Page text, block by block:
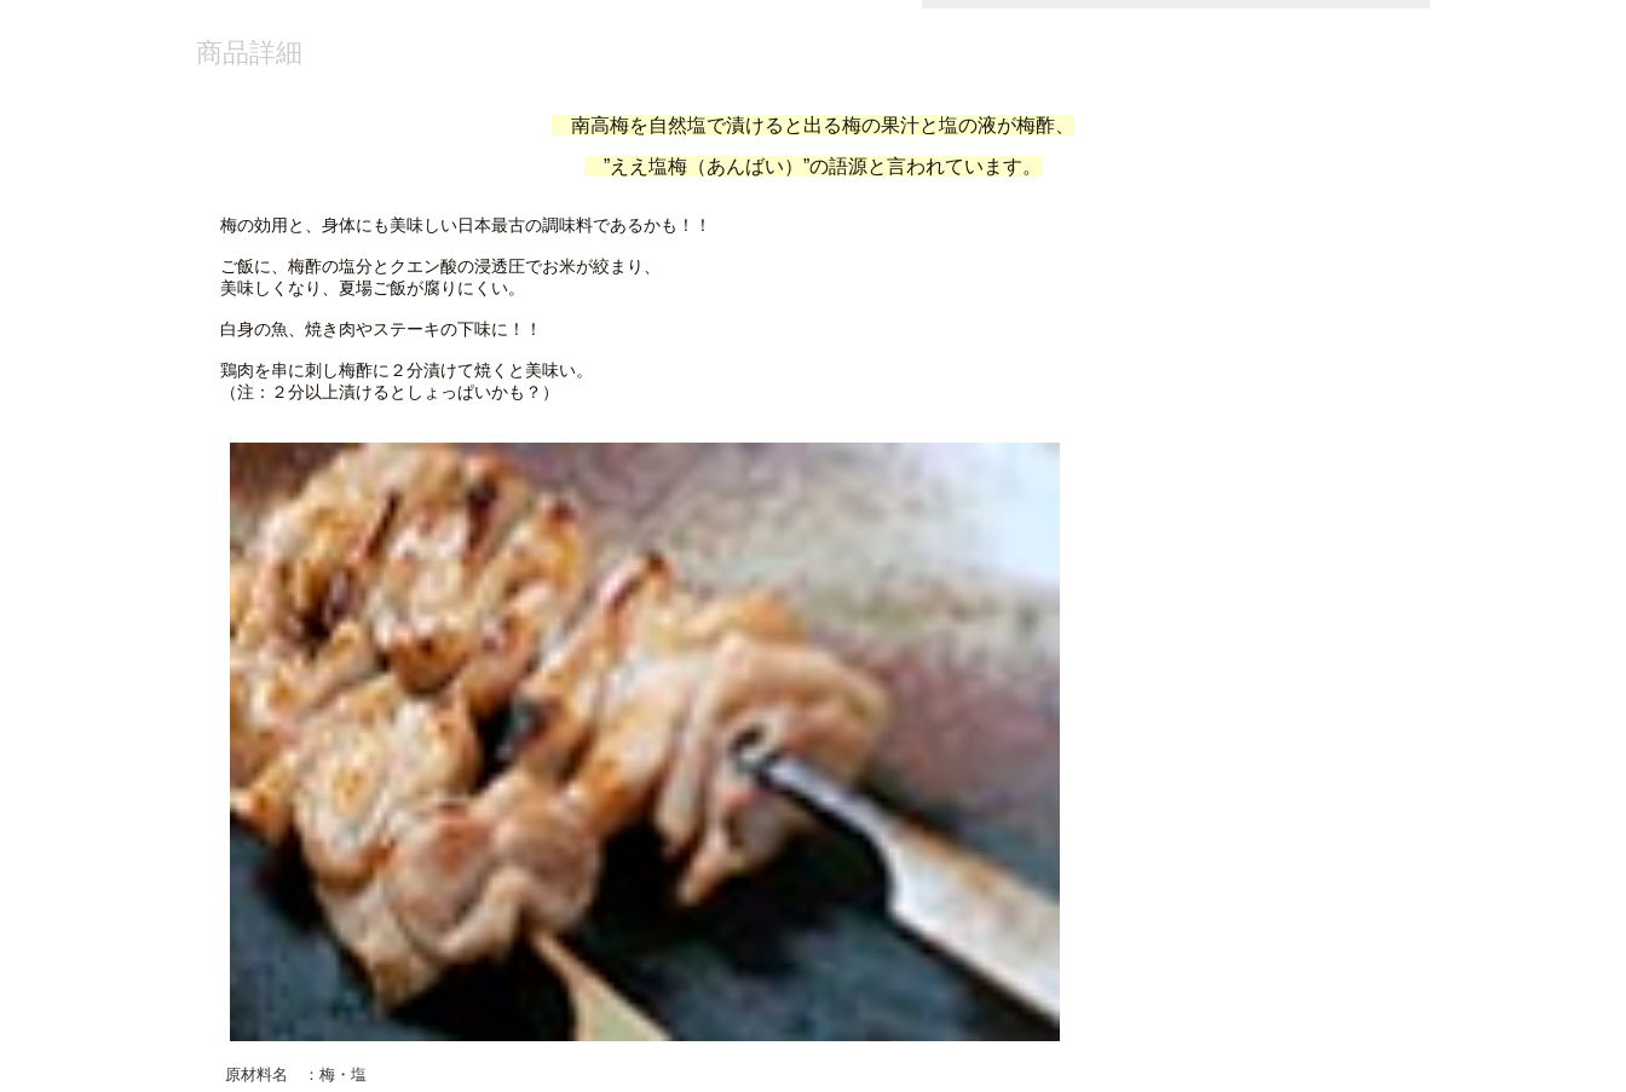
商品詳細
南高梅を自然塩で漬けると出る梅の果汁と塩の液が梅酢、
”ええ塩梅（あんばい）”の語源と言われています。
梅の効用と、身体にも美味しい日本最古の調味料であるかも！！
ご飯に、梅酢の塩分とクエン酸の浸透圧でお米が絞まり、
美味しくなり、夏場ご飯が腐りにくい。
白身の魚、焼き肉やステーキの下味に！！
鶏肉を串に刺し梅酢に２分漬けて焼くと美味い。
（注：２分以上漬けるとしょっぱいかも？）
原材料名 ：梅・塩